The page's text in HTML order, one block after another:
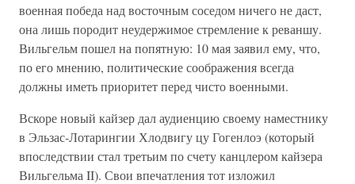
военная победа над восточным соседом ничего не даст,
она лишь породит неудержимое стремление к реваншу.
Вильгельм пошел на попятную: 10 мая заявил ему, что,
по его мнению, политические соображения всегда
должны иметь приоритет перед чисто военными.
Вскоре новый кайзер дал аудиенцию своему наместнику
в Эльзас-Лотарингии Хлодвигу цу Гогенлоэ (который
впоследствии стал третьим по счету канцлером кайзера
Вильгельма II). Свои впечатления тот изложил